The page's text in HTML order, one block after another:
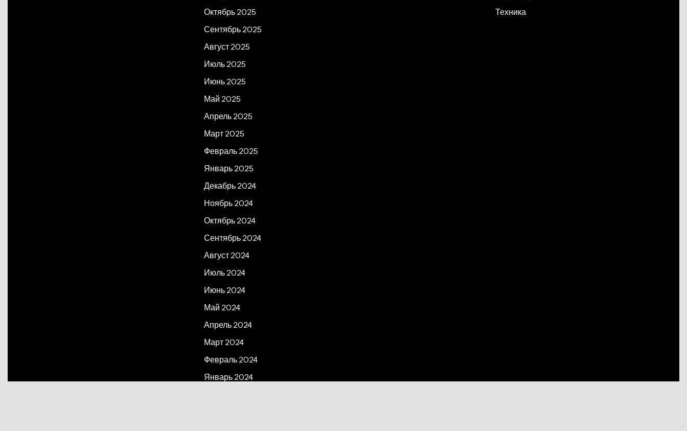
Октябрь 2025
Сентябрь 2025
Август 2025
Июль 2025
Июнь 2025
Май 2025
Апрель 2025
Март 2025
Февраль 2025
Январь 2025
Декабрь 2024
Ноябрь 2024
Октябрь 2024
Сентябрь 2024
Август 2024
Июль 2024
Июнь 2024
Май 2024
Апрель 2024
Март 2024
Февраль 2024
Январь 2024
Техника